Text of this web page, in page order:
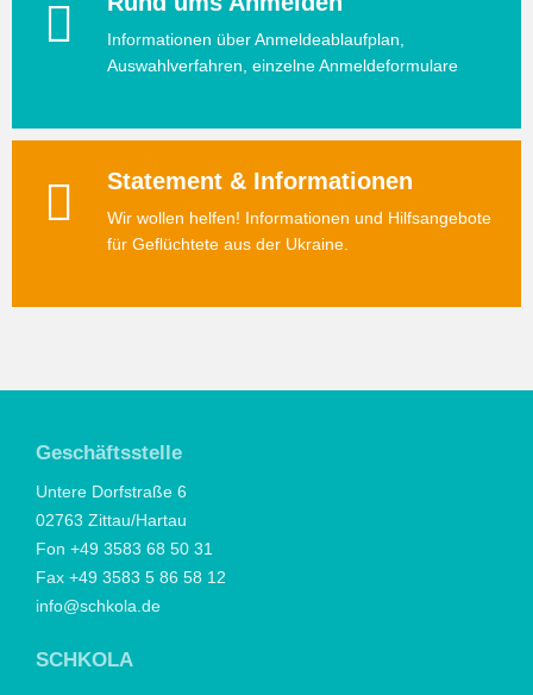
Informationen über Anmeldeablaufplan,
Auswahlverfahren, einzelne Anmeldeformulare
Statement & Informationen
Wir wollen helfen! Informationen und Hilfsangebote
für Geflüchtete aus der Ukraine.
Geschäftsstelle
Untere Dorfstraße 6
02763 Zittau/Hartau
Fon +49 3583 68 50 31
Fax +49 3583 5 86 58 12
info@schkola.de
SCHKOLA